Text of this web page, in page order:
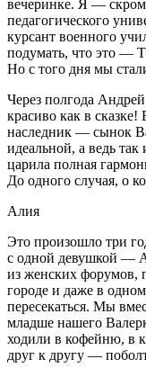
вечеринке. Я —
педагогического
курсант военного
подумать, что это —
Но с того дня мы
Через полгода
красиво как в сказке!
наследник — сынок
идеальной, а ведь
царила полная
До одного случая, о
Алия
Это произошло три
с одной девушкой —
из женских форумов,
городе и даже в
пересекаться. Мы
младше нашего
ходили в кофейню, в
друг к другу —